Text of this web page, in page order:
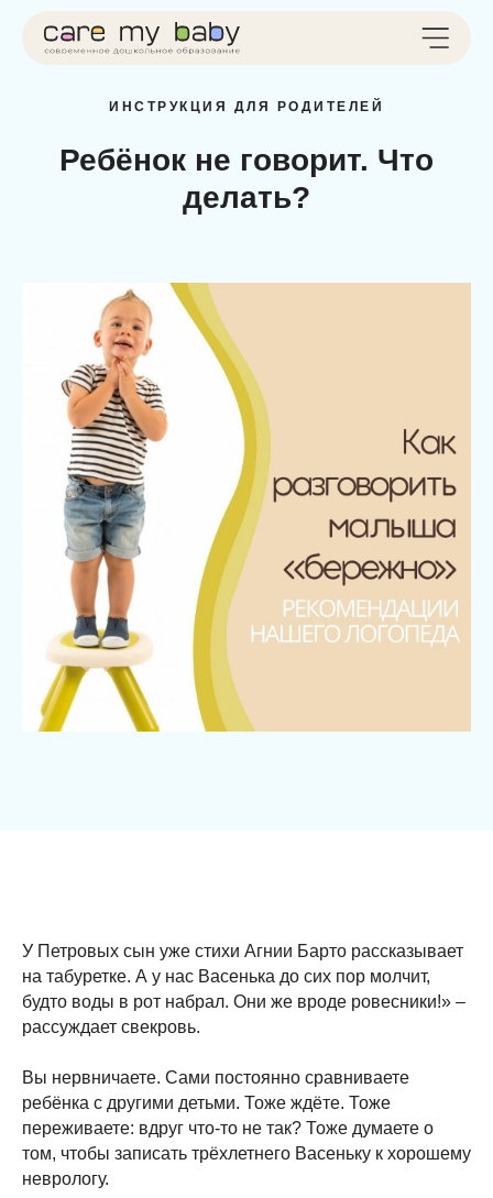
ИНСТРУКЦИЯ ДЛЯ РОДИТЕЛЕЙ
Ребёнок не говорит. Что
делать?
У Петровых сын уже стихи Агнии Барто рассказывает
на табуретке. А у нас Васенька до сих пор молчит,
будто воды в рот набрал. Они же вроде ровесники!» –
рассуждает свекровь.
Вы нервничаете. Сами постоянно сравниваете
ребёнка с другими детьми. Тоже ждёте. Тоже
переживаете: вдруг что-то не так? Тоже думаете о
том, чтобы записать трёхлетнего Васеньку к хорошему
неврологу.